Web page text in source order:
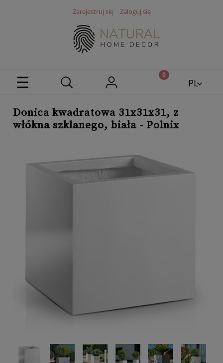
Zarejestruj się Zaloguj się
PL
Donica kwadratowa 31x31x31, z
włókna szklanego, biała - Polnix